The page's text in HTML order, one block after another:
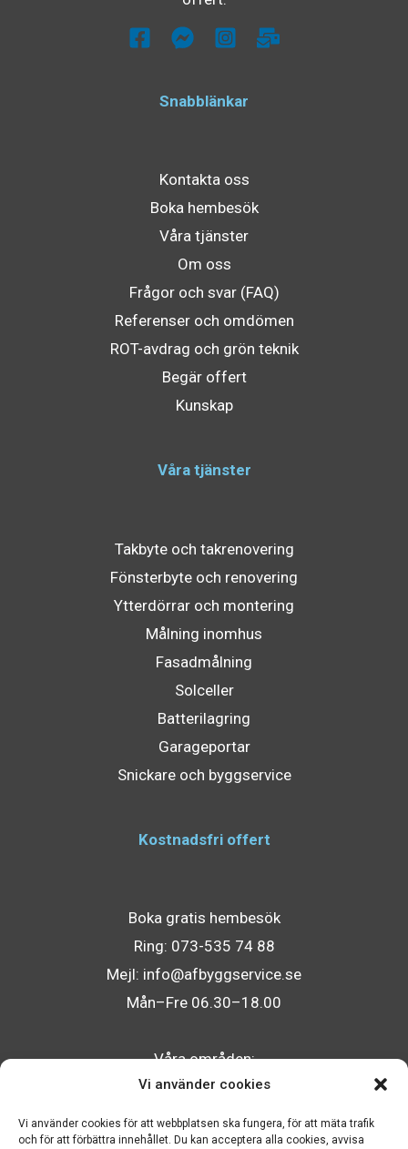
Vi använder cookies
Vi använder cookies för att webbplatsen ska fungera, för att mäta trafik
och för att förbättra innehållet. Du kan acceptera alla cookies, avvisa
Snabblänkar
Kontakta oss
Boka hembesök
Våra tjänster
Om oss
Frågor och svar (FAQ)
Referenser och omdömen
ROT-avdrag och grön teknik
Begär offert
Kunskap
Våra tjänster
Takbyte och takrenovering
Fönsterbyte och renovering
Ytterdörrar och montering
Målning inomhus
Fasadmålning
Solceller
Batterilagring
Garageportar
Snickare och byggservice
Kostnadsfri offert
Boka gratis hembesök
Ring: 073-535 74 88
Mejl: info@afbyggservice.se
Mån–Fre 06.30–18.00
Våra områden:
Värnamo ,Vetlanda ,Eksjö,Nässjö
Jönköping